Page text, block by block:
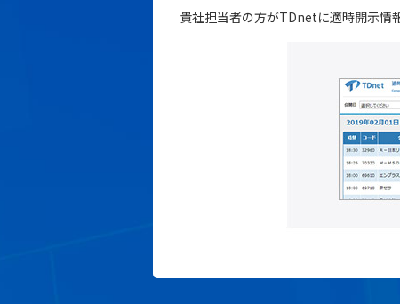
貴社担当者の方がTDnetに適時開示情